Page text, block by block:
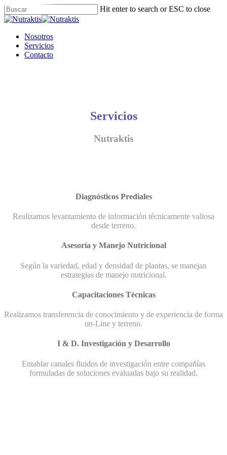
Skip
to
content
Hit enter to search or ESC to close
Close
Menu
Nosotros
Servicios
Contacto
Servicios
Nutraktis
Diagnósticos Prediales
Realizamos levantamiento de información técnicamente valiosa
desde terreno.
Asesoría y Manejo Nutricional
Según la variedad, edad y densidad de plantas, se manejan
estrategias de manejo nutricional.
Capacitaciones Técnicas
Realizamos transferencia de conocimiento y de experiencia de forma
on-Line y terreno.
I & D. Investigación y Desarrollo
Entablar canales fluidos de investigación entre compañías
formuladas de soluciones evaluadas bajo su realidad.